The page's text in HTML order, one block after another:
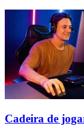
Cadeira de